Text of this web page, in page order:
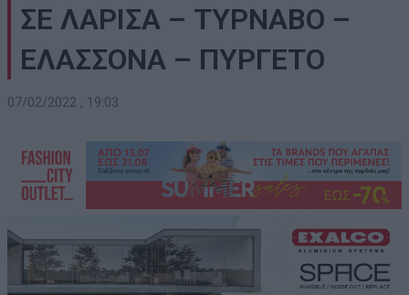
ΣΕ ΛΑΡΙΣΑ – ΤΥΡΝΑΒΟ –
ΕΛΑΣΣΟΝΑ – ΠΥΡΓΕΤΟ
07/02/2022 , 19:03